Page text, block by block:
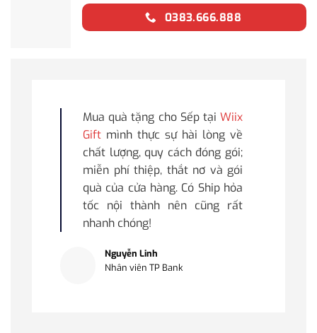
0383.666.888
Mua quà tặng cho Sếp tại Wiix
Gift mình thực sự hài lòng về
chất lượng, quy cách đóng gói;
miễn phí thiệp, thắt nơ và gói
quà của cửa hàng. Có Ship hỏa
tốc nội thành nên cũng rất
nhanh chóng!
Nguyễn Linh
Nhân viên TP Bank